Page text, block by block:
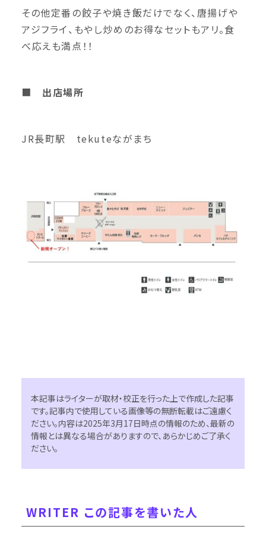
その他定番の餃子や焼き飯だけでなく、唐揚げや
アジフライ、もやし炒めのお得なセットもアリ。食
べ応えも満点！！
■ 出店場所
JR長町駅 tekuteながまち
本記事はライターが取材・校正を行った上で作成した記事
です。記事内で使用している画像等の無断転載はご遠慮く
ださい。内容は2025年3月17日時点の情報のため、最新の
情報とは異なる場合がありますので、あらかじめご了承く
ださい。
WRITER この記事を書いた人